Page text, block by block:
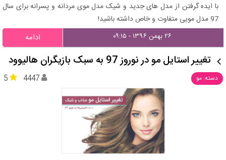
با ایده گرفتن از مدل های جدید و شیک مدل موی مردانه و پسرانه برای سال
97 مدل مویی متفاوت و خاص داشته باشید!
۲۶ بهمن ۱۳۹۶ - ۰۹:۱۵ ادامه
تغییر استایل مو در نوروز 97 به سبک بازیگران هالیوود
دسته: مو 5 4447